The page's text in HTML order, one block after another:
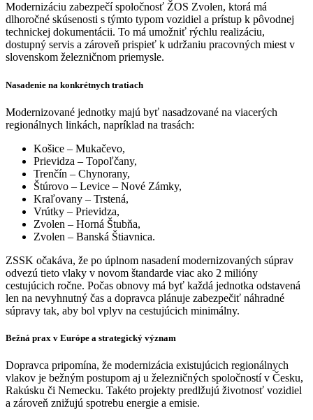
Modernizáciu zabezpečí spoločnosť ŽOS Zvolen, ktorá má
dlhoročné skúsenosti s týmto typom vozidiel a prístup k pôvodnej
technickej dokumentácii. To má umožniť rýchlu realizáciu,
dostupný servis a zároveň prispieť k udržaniu pracovných miest v
slovenskom železničnom priemysle.
Nasadenie na konkrétnych tratiach
Modernizované jednotky majú byť nasadzované na viacerých
regionálnych linkách, napríklad na trasách:
Košice – Mukačevo,
Prievidza – Topoľčany,
Trenčín – Chynorany,
Štúrovo – Levice – Nové Zámky,
Kraľovany – Trstená,
Vrútky – Prievidza,
Zvolen – Horná Štubňa,
Zvolen – Banská Štiavnica.
ZSSK očakáva, že po úplnom nasadení modernizovaných súprav
odvezú tieto vlaky v novom štandarde viac ako 2 milióny
cestujúcich ročne. Počas obnovy má byť každá jednotka odstavená
len na nevyhnutný čas a dopravca plánuje zabezpečiť náhradné
súpravy tak, aby bol vplyv na cestujúcich minimálny.
Bežná prax v Európe a strategický význam
Dopravca pripomína, že modernizácia existujúcich regionálnych
vlakov je bežným postupom aj u železničných spoločností v Česku,
Rakúsku či Nemecku. Takéto projekty predlžujú životnosť vozidiel
a zároveň znižujú spotrebu energie a emisie.